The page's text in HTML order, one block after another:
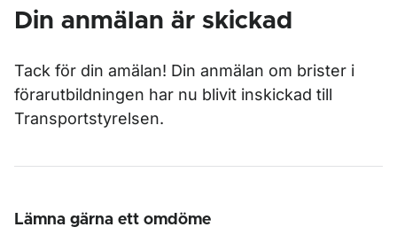
Din anmälan är skickad
Tack för din amälan! Din anmälan om brister i
förarutbildningen har nu blivit inskickad till
Transportstyrelsen.
Lämna gärna ett omdöme